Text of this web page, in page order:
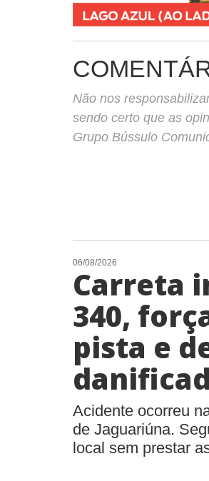
Não nos
sendo certo que as
Grupo Bússulo
06/08/2026
Carreta
340,
pista e
Acidente ocorreu
de Jaguariúna.
local sem prestar